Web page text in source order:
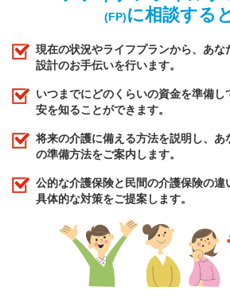
(FP)に相談する
現在の状況やライフプランから、あな
設計のお手伝いを行います。
いつまでにどのくらいの資金を準備し
安を知ることができます。
将来の介護に備える方法を説明し、あ
の準備方法をご案内します。
公的な介護保険と民間の介護保険の違
具体的な対策をご提案します。